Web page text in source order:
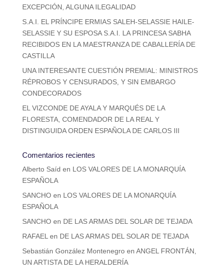
EXCEPCIÓN, ALGUNA ILEGALIDAD
S.A.I. EL PRÍNCIPE ERMIAS SALEH-SELASSIE HAILE-
SELASSIE Y SU ESPOSA S.A.I. LA PRINCESA SABHA
RECIBIDOS EN LA MAESTRANZA DE CABALLERÍA DE
CASTILLA
UNA INTERESANTE CUESTIÓN PREMIAL: MINISTROS
RÉPROBOS Y CENSURADOS, Y SIN EMBARGO
CONDECORADOS
EL VIZCONDE DE AYALA Y MARQUÉS DE LA
FLORESTA, COMENDADOR DE LA REAL Y
DISTINGUIDA ORDEN ESPAÑOLA DE CARLOS III
Comentarios recientes
Alberto Saíd en LOS VALORES DE LA MONARQUÍA
ESPAÑOLA
SANCHOen LOS VALORES DE LA MONARQUÍA
ESPAÑOLA
SANCHOen DE LAS ARMAS DEL SOLAR DE TEJADA
RAFAEL en DE LAS ARMAS DEL SOLAR DE TEJADA
Sebastián González Montenegroen ANGEL FRONTÁN,
UN ARTISTA DE LA HERALDERÍA